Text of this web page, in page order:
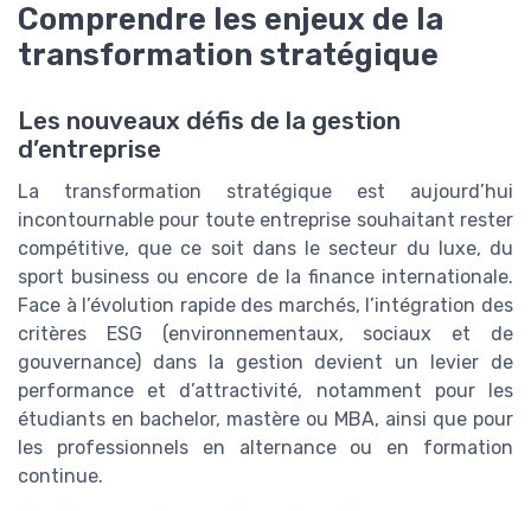
Comprendre les enjeux de la
transformation stratégique
Les nouveaux défis de la gestion
d’entreprise
La transformation stratégique est aujourd’hui
incontournable pour toute entreprise souhaitant rester
compétitive, que ce soit dans le secteur du luxe, du
sport business ou encore de la finance internationale.
Face à l’évolution rapide des marchés, l’intégration des
critères ESG (environnementaux, sociaux et de
gouvernance) dans la gestion devient un levier de
performance et d’attractivité, notamment pour les
étudiants en bachelor, mastère ou MBA, ainsi que pour
les professionnels en alternance ou en formation
continue.